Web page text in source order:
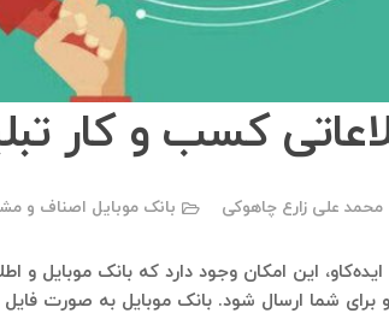
کسب و کار
محمد علی زارع چاهوکی بانک موبایل اصناف و
ایده‌کاو، این امکان وجود دارد که بانک موبایل و
برای شما ارسال شود. بانک موبایل به صورت